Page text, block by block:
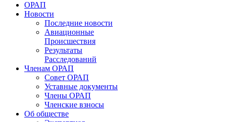
ОРАП
Новости
Последние новости
Авиационные
Происшествия
Результаты
Расследований
Членам ОРАП
Совет ОРАП
Уставные документы
Члены ОРАП
Членские взносы
Об обществе